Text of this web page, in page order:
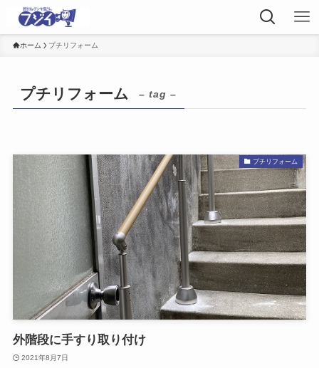
ホーム プチリフォーム
プチリフォーム – tag –
プチリフォーム
外階段に手すり取り付け
2021年8月7日